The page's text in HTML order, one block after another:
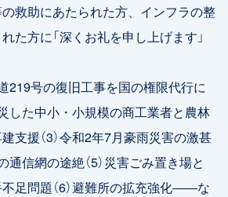
救助にあたられた方、インフラの整
た方に「深くお礼を申し上げます」
219号の復旧工事を国の権限代行に
した中小・小規模の商工業者と農林
支援（3）令和2年7月豪雨災害の激甚
通信網の途絶（5）災害ごみ置き場と
足問題（6）避難所の拡充強化――な